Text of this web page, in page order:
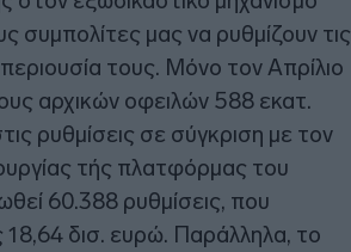
συμπολίτες μας να ρυθμίζουν τις
τους. Μόνο τον Απρίλιο
αρχικών οφειλών 588 εκατ.
ρυθμίσεις σε σύγκριση με τον
τής πλατφόρμας του
60.388 ρυθμίσεις, που
18,64 δισ. ευρώ. Παράλληλα, το